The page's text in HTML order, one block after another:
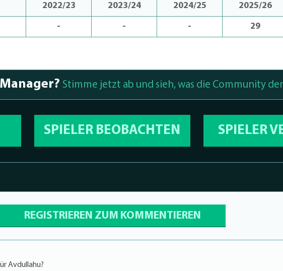
2022/23 2023/24 2024/25 2025/26
- - - 29
Stimme jetzt ab und sieh, was die Community
SPIELER BEOBACHTEN SPIELER
REGISTRIEREN ZUM KOMMENTIEREN
Avdullahu?